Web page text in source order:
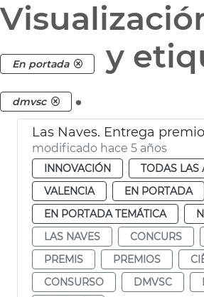
En portada y
dmvsc .
Las Naves. Entrega
modificado hace 5 años
INNOVACIÓN
TODAS LAS
VALENCIA
EN PORTADA
EN PORTADA TEMÁTICA
LAS NAVES
CONCURS
PREMIS
PREMIOS
CONSURSO
DMVSC